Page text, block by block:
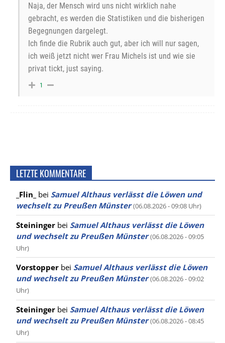
Naja, der Mensch wird uns nicht wirklich nahe
gebracht, es werden die Statistiken und die bisherigen
Begegnungen dargelegt.
Ich finde die Rubrik auch gut, aber ich will nur sagen,
ich weiß jetzt nicht wer Frau Michels ist und wie sie
privat tickt, just saying.
1
LETZTE KOMMENTARE
_Flin_ bei Samuel Althaus verlässt die Löwen und
wechselt zu Preußen Münster (06.08.2026 - 09:08 Uhr)
Steininger bei Samuel Althaus verlässt die Löwen
und wechselt zu Preußen Münster (06.08.2026 - 09:05
Uhr)
Vorstopper bei Samuel Althaus verlässt die Löwen
und wechselt zu Preußen Münster (06.08.2026 - 09:02
Uhr)
Steininger bei Samuel Althaus verlässt die Löwen
und wechselt zu Preußen Münster (06.08.2026 - 08:45
Uhr)